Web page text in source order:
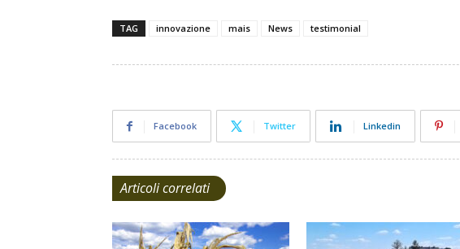
TAG innovazione mais News testimonial
Facebook Twitter Linkedin
Articoli correlati